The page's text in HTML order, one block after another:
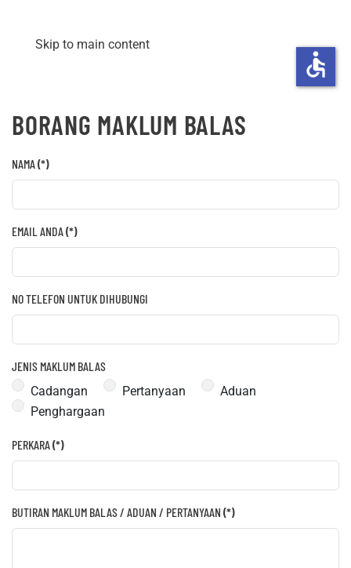
Skip to main content
BORANG MAKLUM BALAS
NAMA(*)
EMAIL ANDA(*)
NO TELEFON UNTUK DIHUBUNGI
JENIS MAKLUM BALAS
Cadangan
Pertanyaan
Aduan
Penghargaan
PERKARA(*)
BUTIRAN MAKLUM BALAS / ADUAN / PERTANYAAN (*)
accessible